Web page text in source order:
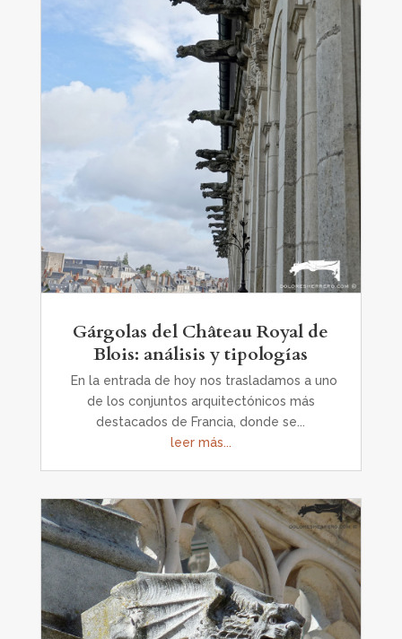
Gárgolas del Château Royal de
Blois: análisis y tipologías
En la entrada de hoy nos trasladamos a uno
de los conjuntos arquitectónicos más
destacados de Francia, donde se...
leer más...